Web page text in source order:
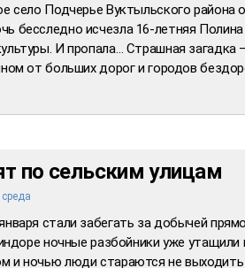
село Подчерье Вуктыльского района
бесследно исчезла 16-летняя
И пропала… Страшная загадка
от больших дорог и городов
по сельским улицам
стали забегать за добычей
ночные разбойники уже
и ночью люди стараются не выходить